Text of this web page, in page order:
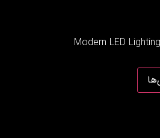
Modern LED